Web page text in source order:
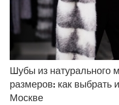
Шубы из натурального
размеров: как выбрать
Москве